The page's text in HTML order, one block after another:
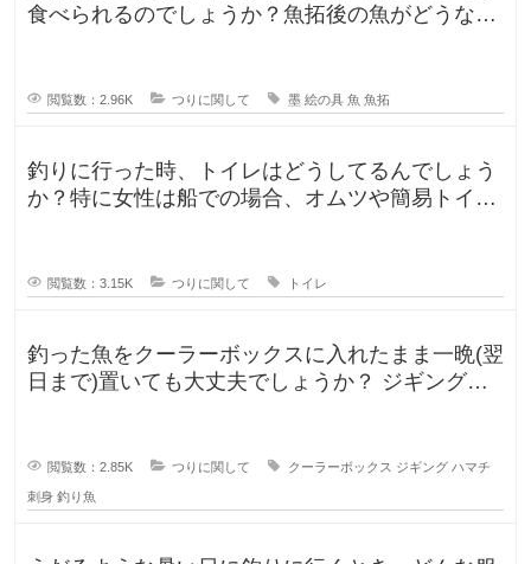
食べられるのでしょうか？魚拓後の魚がどうなる
閲覧数：2.96K つりに関して 墨 絵の具 魚 魚拓
釣りに行った時、トイレはどうしてるんでしょう
か？特に女性は船での場合、オムツや簡易トイレ
閲覧数：3.15K つりに関して トイレ
釣った魚をクーラーボックスに入れたまま一晩(翌
日まで)置いても大丈夫でしょうか？ ジギングに
閲覧数：2.85K つりに関して クーラーボックス ジギング ハマチ
刺身 釣り魚